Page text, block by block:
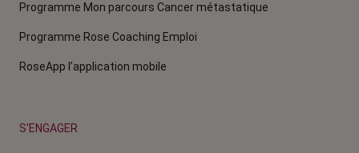
Programme Mon parcours Cancer métastatique
Programme Rose Coaching Emploi
RoseApp l’application mobile
S'ENGAGER